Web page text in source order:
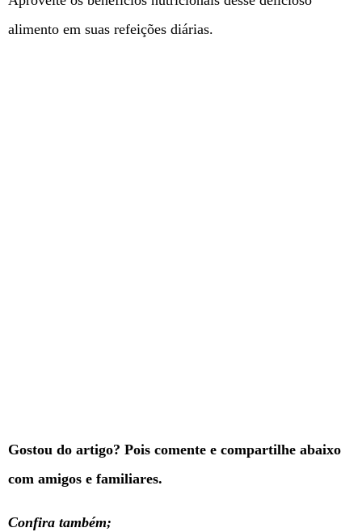
alimento em suas refeições diárias.
Gostou do artigo? Pois comente e compartilhe abaixo
com amigos e familiares.
Confira também;